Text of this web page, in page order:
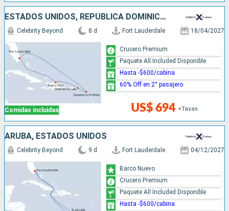
ESTADOS UNIDOS, REPÚBLICA DOMINICANA
Comidas incluidas
Celebrity Beyond 8 d Fort Lauderdale 18/04/2027
US$ 694 +Tasas
Crucero Premium
Paquete All Included Disponible
Hasta -$600/cabina
60% Off en 2° pasajero
ARUBA, ESTADOS UNIDOS
Celebrity Beyond 9 d Fort Lauderdale 04/12/2027
Barco Nuevo
Crucero Premium
Paquete All Included Disponible
Hasta -$600/cabina